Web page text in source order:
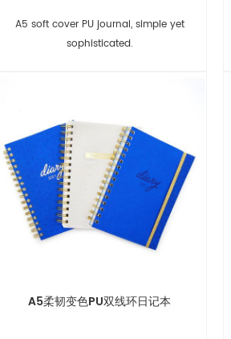
A5 soft cover PU journal, simple yet
sophisticated.
A5柔韧变色PU双线环日记本